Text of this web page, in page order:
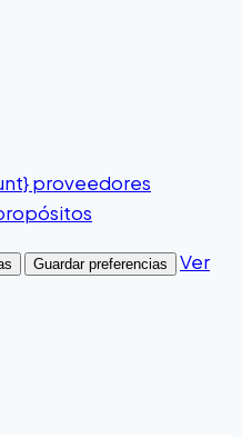
proveedores
Guardar preferencias
Ver